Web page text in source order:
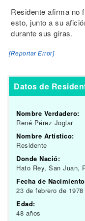
Residente afirma no
esto, junto a su
durante sus giras.
[Reportar Error]
Datos de
Nombre Verdadero:
René Pérez Joglar
Nombre Artístico:
Residente
Donde Nació:
Hato Rey, San Juan,
Fecha de
23 de febrero de 1978
Edad:
48 años